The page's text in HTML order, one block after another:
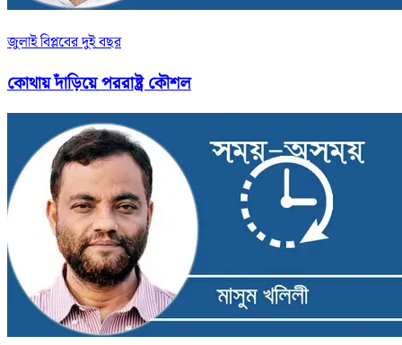
জুলাই বিপ্লবের দুই বছর
কোথায় দাঁড়িয়ে পররাষ্ট্র কৌশল